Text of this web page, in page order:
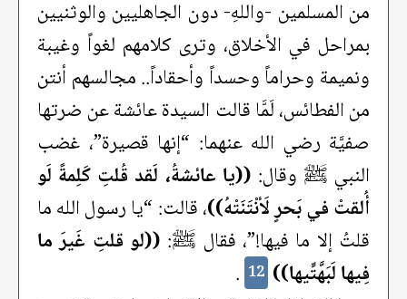
من المسلمين -واللهِ- دون الجاهليين والوثنيين
بمراحل في الأخلاق، وترى كلامهم لغواً وغيبة
ونميمة وحراماً وحسداً وأحقاداً.. مجالسهم أنتن
من الفطائس، لَمَّا قالت السيدة عائشة عن ضرتها
صفيَّة رضي الله عنهما: “إنها قصيرة”، غضب
النبي ﷺ وقال: ((يا عائشةُ، لَقد قُلتِ كَلِمةً لَو
أُلقتْ في بَحرٍ لَأنْتَنَتْهُ))، قالت: “يا رسول الله ما
قلتُ إلا ما فيها!”، فقال ﷺ: ((لو قلتِ غَيرَ ما
فِيها لَبَهَّتِّيها)) 12
.